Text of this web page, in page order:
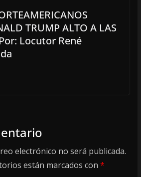
TRUMP ALTO A LAS
Locutor René
electrónico no será publicada.
están marcados con *